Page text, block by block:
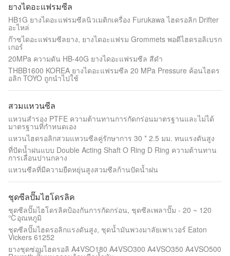
ยางไดอะแฟรมซีล
HB1G ยางไดอะแฟรมซีลนิวเมติกเครื่อง Furukawa ไฮดรอลิก Drifter
อะไหล่
ก๊าซไดอะแฟรมซีลยาง, ยางไดอะแฟรม Grommets พอดีไฮดรอลิเบรก
เกอร์
20MPa ความดัน HB-40G ยางไดอะแฟรมซีล สีดำ
THBB1600 KOREA ยางไดอะแฟรมซีล 20 MPa Pressure ค้อนไฮดร
อลิก TOYO ถูกนำไปใช้
สวมแหวนซีล
แหวนสำรอง PTFE ความต้านทานการกัดกร่อนมาตรฐานและไม่ได้
มาตรฐานที่กำหนดเอง
แหวนไฮดรอลิกสวมแหวนซีลคู่รักษาการ 30 * 2.5 มม. ทนแรงดันสูง
ที่ปัดน้ำฝนแบบ Double Acting Shaft O Ring D Ring ความต้านทาน
การเลื่อนปานกลาง
แหวนซีลที่มีความยืดหยุ่นสูงสวมซีลก้านปัดน้ำฝน
ชุดซีลปั๊มไฮโดรลิค
ชุดซีลปั๊มไฮโดรลิคป้องกันการกัดกร่อน, ชุดซีลเพลาปั๊ม - 20 ~ 120
℃อุณหภูมิ
ชุดซีลปั๊มไฮดรอลิกแรงดันสูง, ชุดน้ำมันพวงมาลัยเพาเวอร์ Eaton
Vickers 61252
ยางชุดซ่อมไฮดรอลิ A4VSO180 A4VSO300 A4VSO350 A4VSO500